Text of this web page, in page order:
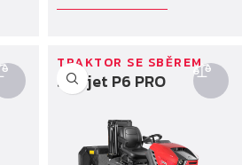
Starjet P6 PRO
TRAKTOR SE SBĚREM